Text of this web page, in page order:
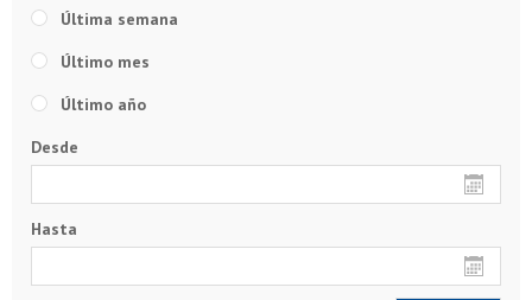
Última semana
Último mes
Último año
Desde
Hasta